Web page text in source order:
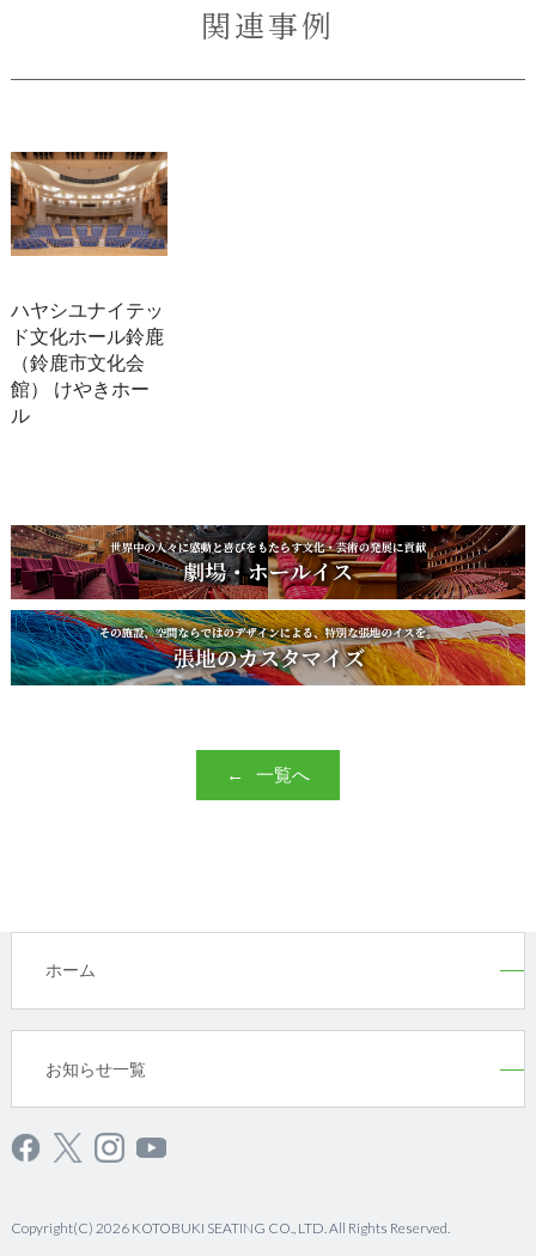
関連事例
ハヤシユナイテッ
ド文化ホール鈴鹿
（鈴鹿市文化会
館） けやきホー
ル
一覧へ
ホーム
お知らせ一覧
Copyright(C) 2026 KOTOBUKI SEATING CO., LTD. All Rights Reserved.